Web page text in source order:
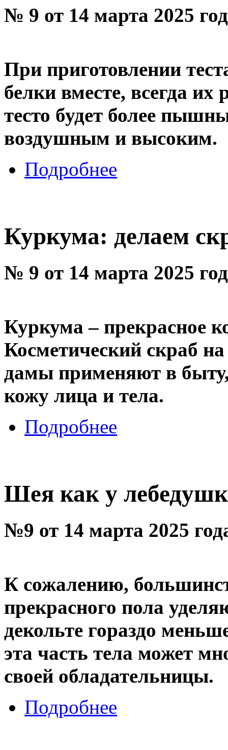
№ 9 от 14 марта 2025
При приготовлении
белки вместе, всегда
тесто будет более
воздушным и высоким.
Подробнее
Куркума: делаем
№ 9 от 14 марта 2025
Куркума – прекрасное
Косметический скраб
дамы применяют в
кожу лица и тела.
Подробнее
Шея как у
№9 от 14 марта 2025
К сожалению,
прекрасного пола
декольте гораздо
эта часть тела может
своей обладательницы.
Подробнее